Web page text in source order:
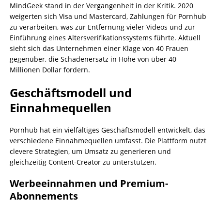
MindGeek stand in der Vergangenheit in der Kritik. 2020
weigerten sich Visa und Mastercard, Zahlungen für Pornhub
zu verarbeiten, was zur Entfernung vieler Videos und zur
Einführung eines Altersverifikationssystems führte. Aktuell
sieht sich das Unternehmen einer Klage von 40 Frauen
gegenüber, die Schadenersatz in Höhe von über 40
Millionen Dollar fordern.
Geschäftsmodell und
Einnahmequellen
Pornhub hat ein vielfältiges Geschäftsmodell entwickelt, das
verschiedene Einnahmequellen umfasst. Die Plattform nutzt
clevere Strategien, um Umsatz zu generieren und
gleichzeitig Content-Creator zu unterstützen.
Werbeeinnahmen und Premium-
Abonnements